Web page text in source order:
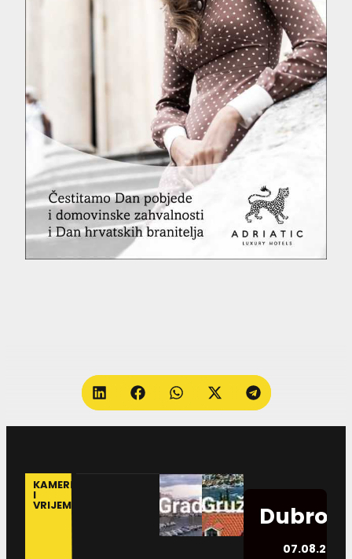
KAMERE
I
VRIJEME
07.08.2026.